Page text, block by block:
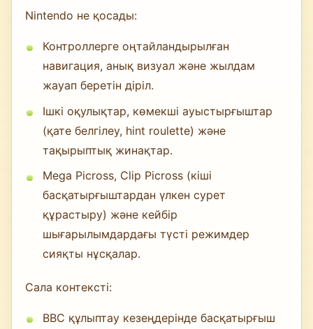
Nintendo не қосады:
Контроллерге оңтайландырылған
навигация, анық визуал және жылдам
жауап беретін діріл.
Ішкі оқулықтар, көмекші ауыстырғыштар
(қате белгілеу, hint roulette) және
тақырыптық жинақтар.
Mega Picross, Clip Picross (кіші
басқатырғыштардан үлкен сурет
құрастыру) және кейбір
шығарылымдардағы түсті режимдер
сияқты нұсқалар.
Сала контексті:
BBC құлыптау кезеңдерінде басқатырғыш